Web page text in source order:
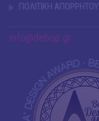
ΠΟΛΙΤΙΚΗ ΑΠΟΡΡΗΤΟΥ
info@debop.gr